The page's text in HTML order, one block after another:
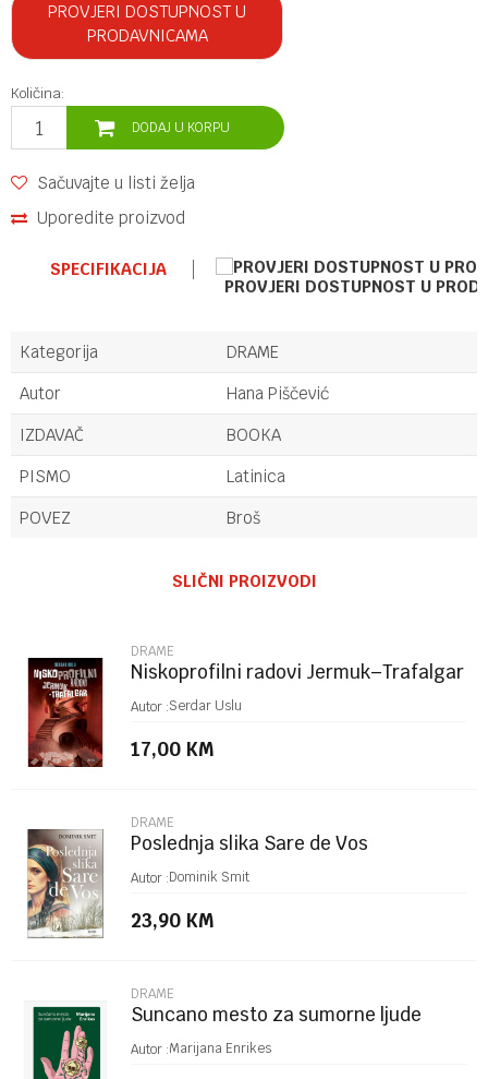
PROVJERI DOSTUPNOST U
PRODAVNICAMA
Količina:
DODAJ U KORPU
Sačuvajte u listi želja
Uporedite proizvod
SPECIFIKACIJA
PROVJERI DOSTUPNOST U
Kategorija
DRAME
Autor
Hana Piščević
IZDAVAČ
BOOKA
PISMO
Latinica
POVEZ
Broš
Poruka
POŠALJI
SLIČNI PROIZVODI
DRAME
Niskoprofilni radovi Jermuk–Trafalgar
Autor :Serdar Uslu
17,00 KM
DRAME
Poslednja slika Sare de Vos
Autor :Dominik Smit
23,90 KM
DRAME
Suncano mesto za sumorne ljude
Autor :Marijana Enrikes